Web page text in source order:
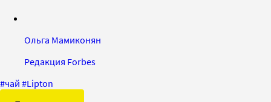
Ольга Мамиконян
Редакция Forbes
#чай #Lipton